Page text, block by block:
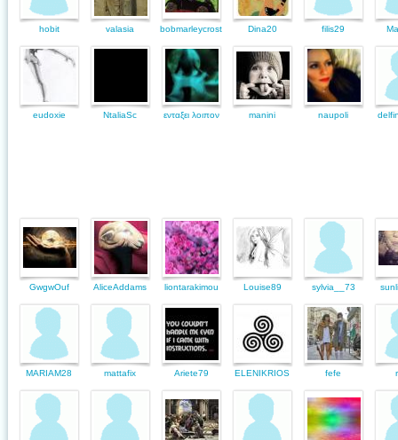
hobit valasia bobmarleycrost Dina20 filis29
eudoxie NtaliaSc ενταξει λοιπον manini naupoli
GwgwOuf AliceAddams liontarakimou Louise89 sylvia__73
MARIAM28 mattafix Ariete79 ELENIKRIOS fefe